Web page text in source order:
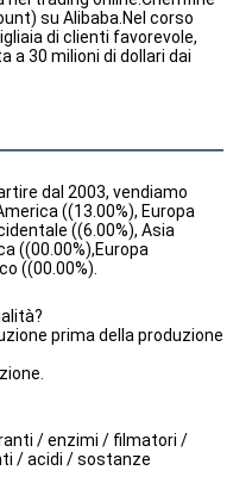
su Alibaba.Nel corso
di clienti favorevole,
a 30 milioni di dollari dai
dal 2003, vendiamo
((13.00%), Europa
((6.00%), Asia
((00.00%),Europa
((00.00%).
prima della produzione
/ enzimi / filmatori /
/ acidi / sostanze